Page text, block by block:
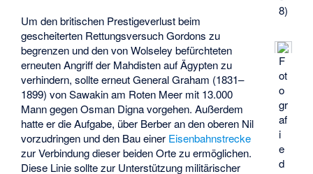
8)
F
ot
o
gr
af
i
e
d
Um den britischen Prestigeverlust beim
gescheiterten Rettungsversuch Gordons zu
begrenzen und den von Wolseley befürchteten
erneuten Angriff der Mahdisten auf Ägypten zu
verhindern, sollte erneut General Graham (1831–
1899) von Sawakin am Roten Meer mit 13.000
Mann gegen Osman Digna vorgehen. Außerdem
hatte er die Aufgabe, über Berber an den oberen Nil
vorzudringen und den Bau einer Eisenbahnstrecke
zur Verbindung dieser beiden Orte zu ermöglichen.
Diese Linie sollte zur Unterstützung militärischer